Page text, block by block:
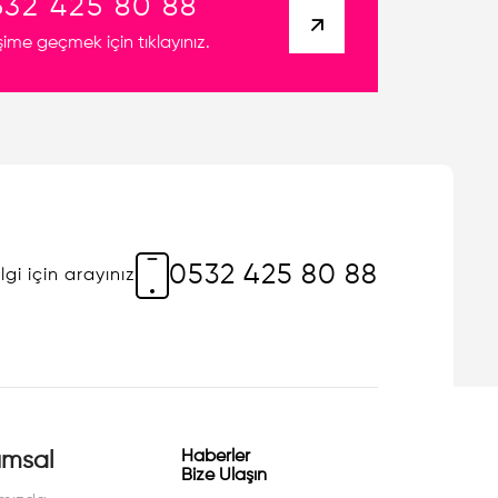
425 80 88
geçmek için tıklayınız.
için arayınız 0532 425 80 88
Haberler
Bize Ulaşın